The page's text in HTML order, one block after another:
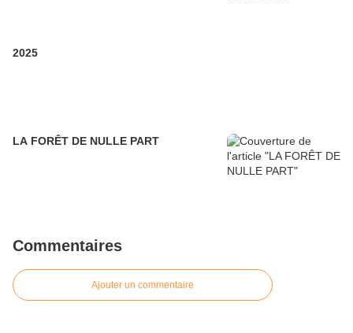
2025
LA FORÊT DE NULLE PART
Commentaires
Ajouter un commentaire